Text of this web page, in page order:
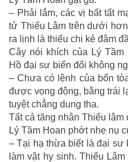
– Phải lắm, các vị bất tất
tử Thiếu Lâm trên dưới
ra lịnh là thiếu chi kẻ đâm
Cây nói khích của Lý
Hồ đại sư biến đổi không
– Chưa có lệnh của bổn
được vọng động, bằng trái
tuyệt chẳng dung tha.
Tất cả tăng nhân Thiếu lâm
Lý Tầm Hoan phớt nhẹ nụ
– Tại hạ thừa biết là đại sư
làm vật hy sinh. Thiếu